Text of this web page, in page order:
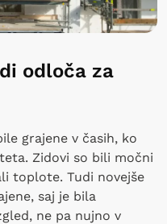
odloča za
grajene v časih, ko
Zidovi so bili močni
toplote. Tudi novejše
saj je bila
ne pa nujno v